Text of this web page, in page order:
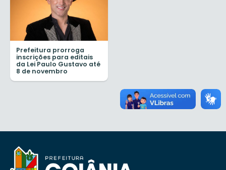
Prefeitura prorroga
inscrições para editais
da Lei Paulo Gustavo até
8 de novembro